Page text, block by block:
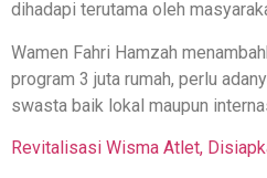
dihadapi terutama oleh
Wamen Fahri Hamzah
program 3 juta rumah, perlu
swasta baik lokal maupun
Revitalisasi Wisma Atlet,